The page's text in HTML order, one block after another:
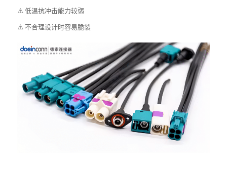
⚠️ 低温抗冲击能力较弱
⚠️ 不合理设计时容易脆裂